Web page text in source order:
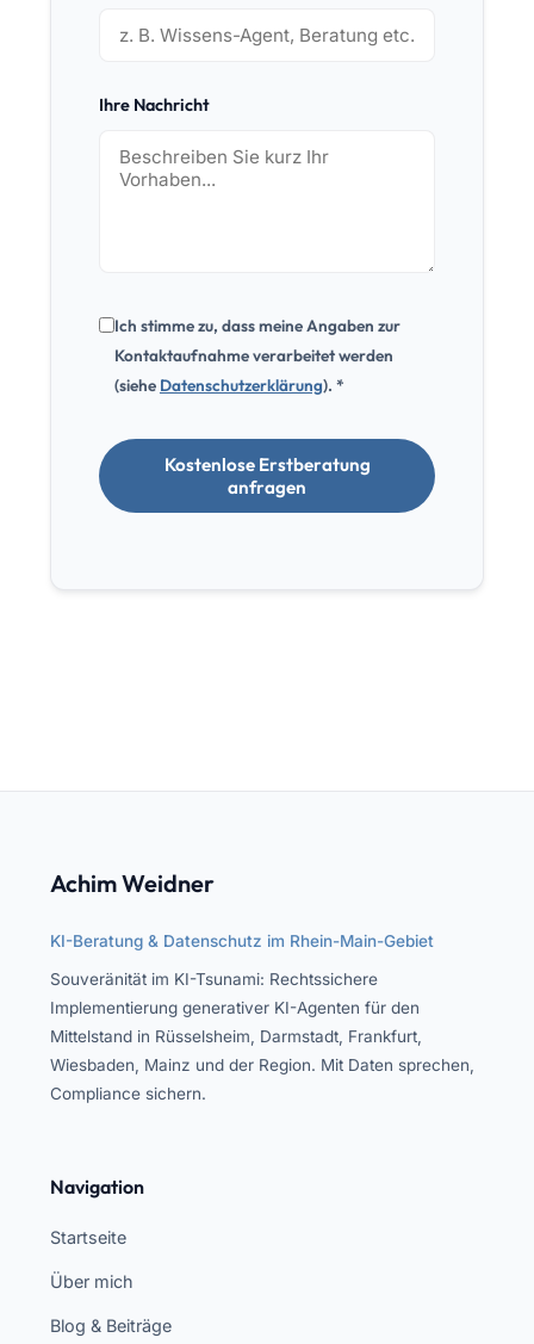
Ihre Nachricht
Ich stimme zu, dass meine Angaben zur
Kontaktaufnahme verarbeitet werden
(siehe Datenschutzerklärung). *
Kostenlose Erstberatung
anfragen
Achim Weidner
KI-Beratung & Datenschutz im Rhein-Main-Gebiet
Souveränität im KI-Tsunami: Rechtssichere
Implementierung generativer KI-Agenten für den
Mittelstand in Rüsselsheim, Darmstadt, Frankfurt,
Wiesbaden, Mainz und der Region. Mit Daten sprechen,
Compliance sichern.
Navigation
Startseite
Über mich
Blog & Beiträge